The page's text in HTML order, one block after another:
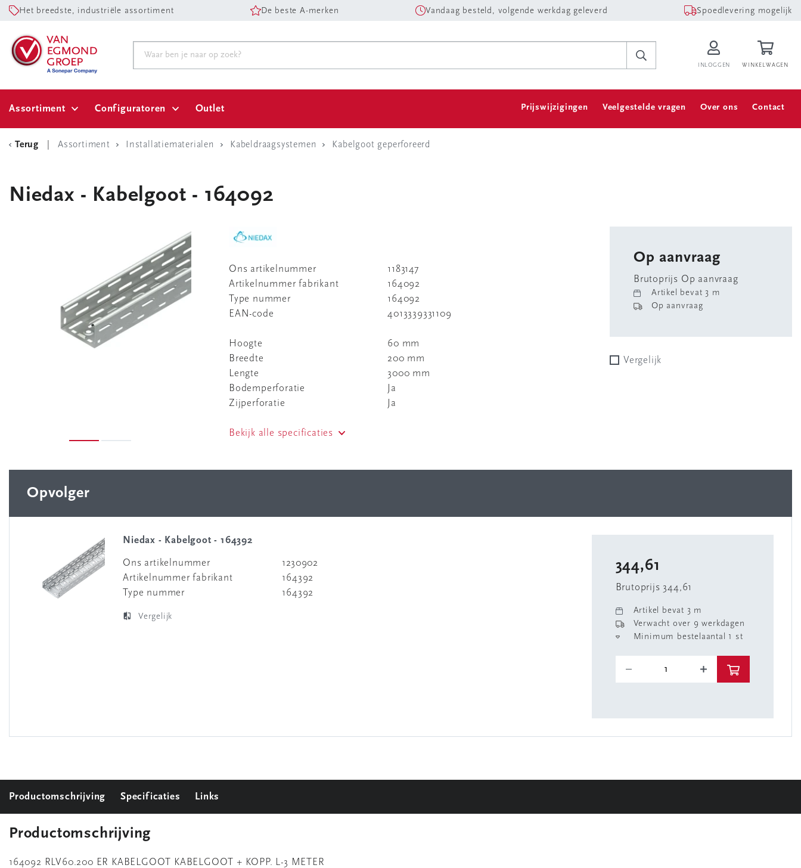
Het breedste, industriële assortiment De beste A-merken Vandaag besteld, volgende werkdag geleverd Spoedlevering mogelijk
INLOGGEN WINKELWAGEN
Assortiment Configuratoren Outlet Prijswijzigingen Veelgestelde vragen Over ons Contact
Terug Assortiment Installatiematerialen Kabeldraagsystemen Kabelgoot geperforeerd
Niedax - Kabelgoot - 164092
Ons artikelnummer
1183147
Artikelnummer fabrikant
164092
Type nummer
164092
EAN-code
4013339331109
Hoogte
60 mm
Breedte
200 mm
Lengte
3000 mm
Bodemperforatie
Ja
Zijperforatie
Ja
Bekijk alle specificaties
Op aanvraag
Brutoprijs Op aanvraag
Artikel bevat 3 m
Op aanvraag
Vergelijk
Opvolger
Niedax - Kabelgoot - 164392
Ons artikelnummer
1230902
Artikelnummer fabrikant
164392
Type nummer
164392
Vergelijk
344,61
Brutoprijs 344,61
Artikel bevat 3 m
Verwacht over 9 werkdagen
Minimum bestelaantal 1 st
Productomschrijving Specificaties Links
Productomschrijving
164092 RLV60.200 ER KABELGOOT KABELGOOT + KOPP. L-3 METER